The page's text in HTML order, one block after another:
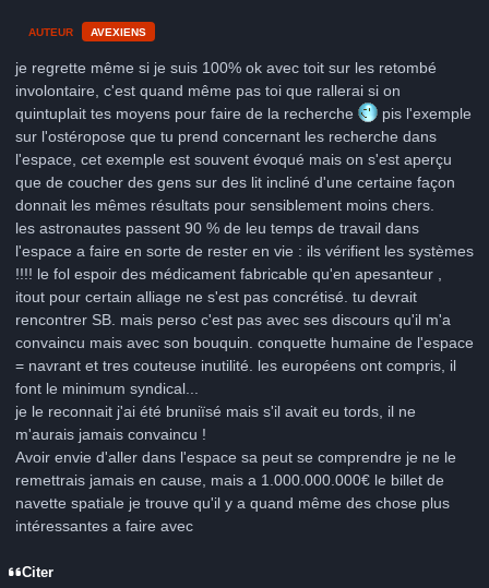
AUTEUR AVEXIENS
je regrette même si je suis 100% ok avec toit sur les retombé
involontaire, c'est quand même pas toi que rallerai si on
quintuplait tes moyens pour faire de la recherche
pis l'exemple
sur l'ostéropose que tu prend concernant les recherche dans
l'espace, cet exemple est souvent évoqué mais on s'est aperçu
que de coucher des gens sur des lit incliné d'une certaine façon
donnait les mêmes résultats pour sensiblement moins chers.
les astronautes passent 90 % de leu temps de travail dans
l'espace a faire en sorte de rester en vie : ils vérifient les systèmes
!!!! le fol espoir des médicament fabricable qu'en apesanteur ,
itout pour certain alliage ne s'est pas concrétisé. tu devrait
rencontrer SB. mais perso c'est pas avec ses discours qu'il m'a
convaincu mais avec son bouquin. conquette humaine de l'espace
= navrant et tres couteuse inutilité. les européens ont compris, il
font le minimum syndical...
je le reconnait j'ai été bruniïsé mais s'il avait eu tords, il ne
m'aurais jamais convaincu !
Avoir envie d'aller dans l'espace sa peut se comprendre je ne le
remettrais jamais en cause, mais a 1.000.000.000€ le billet de
navette spatiale je trouve qu'il y a quand même des chose plus
intéressantes a faire avec
Citer